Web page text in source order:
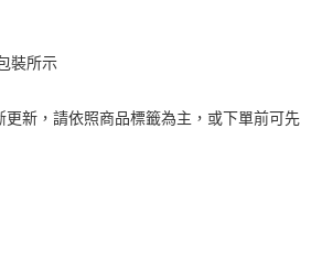
裝所示
更新，請依照商品標籤為主，或下單前可先